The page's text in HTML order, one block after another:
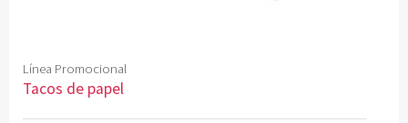
Línea Promocional
Tacos de papel